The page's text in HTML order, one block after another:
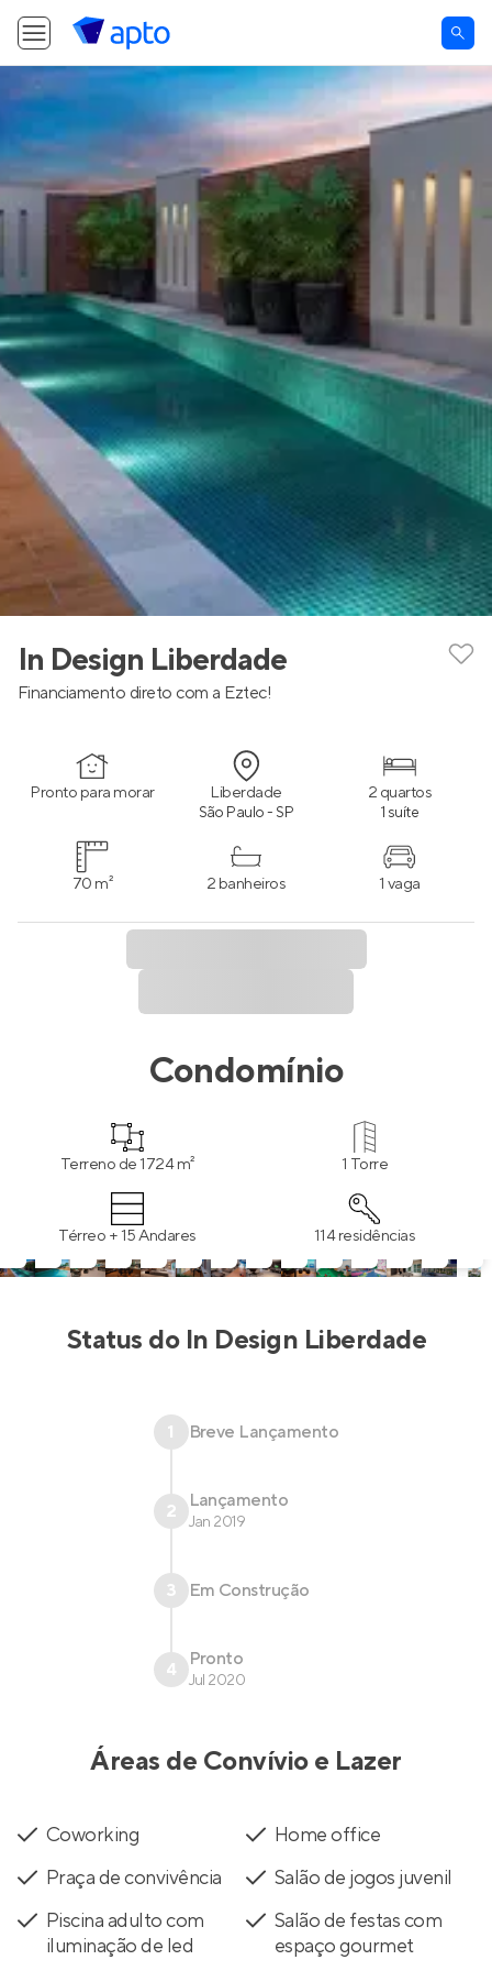
In Design Liberdade
Financiamento direto com a Eztec!
Pronto para morar Liberdade
São Paulo - SP
2 quartos
1 suíte
70 m² 2 banheiros 1 vaga
Condomínio
Terreno de 1724 m² 1 Torre
Térreo + 15 Andares 114 residências
Status do In Design Liberdade
1 Breve Lançamento
2 Lançamento
Jan 2019
3 Em Construção
4 Pronto
Jul 2020
Áreas de Convívio e Lazer
Coworking
Home office
Praça de convivência
Salão de jogos juvenil
Piscina adulto com
iluminação de led
Salão de festas com
espaço gourmet